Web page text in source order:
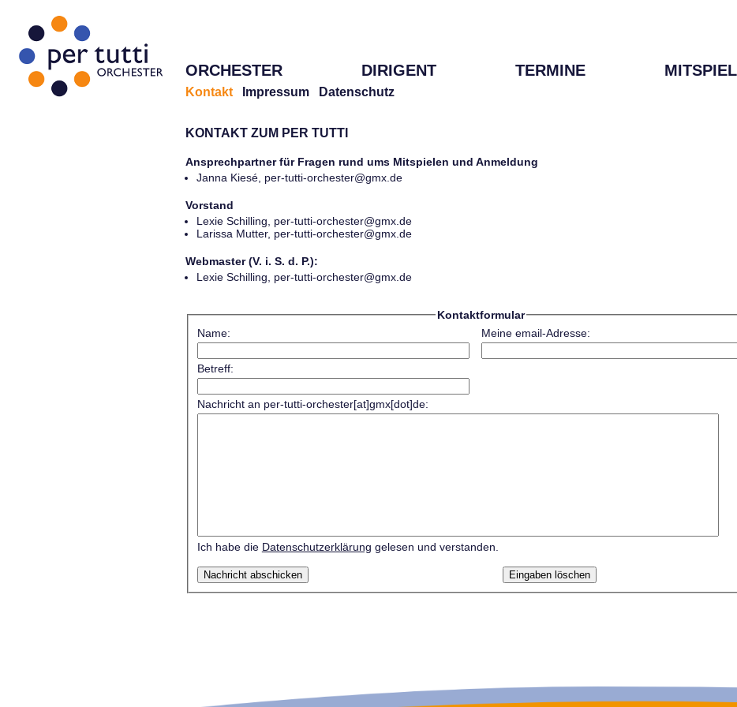
ORCHESTER DIRIGENT TERMINE
Kontakt Impressum Datenschutz
KONTAKT ZUM PER TUTTI
Ansprechpartner für Fragen rund ums Mitspielen und Anmeldung
Janna Kiesé, per-tutti-orchester@gmx.de
Vorstand
Lexie Schilling, per-tutti-orchester@gmx.de
Larissa Mutter, per-tutti-orchester@gmx.de
Webmaster (V. i. S. d. P.):
Lexie Schilling, per-tutti-orchester@gmx.de
Kontaktformular
Name:
Meine email-Adresse:
Betreff:
Nachricht an per-tutti-orchester[at]gmx[dot]de:
Ich habe die Datenschutzerklärung gelesen und verstanden.